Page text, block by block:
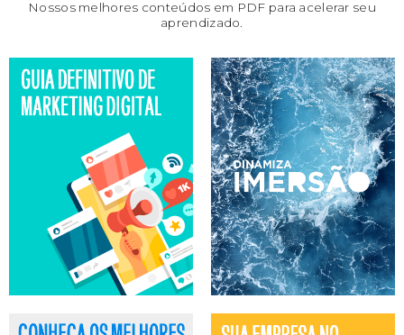
Nossos melhores conteúdos em PDF para acelerar seu
aprendizado.